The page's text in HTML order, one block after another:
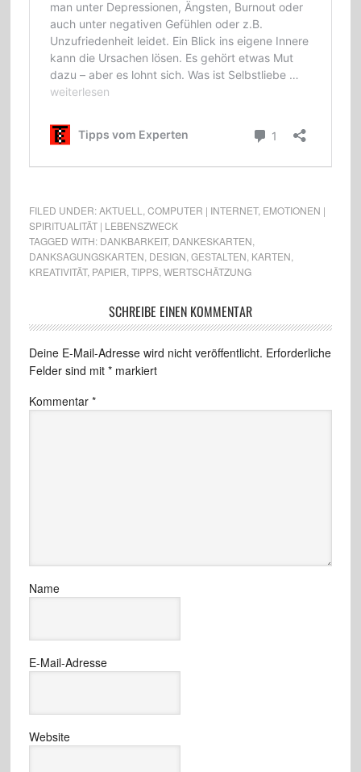
FILED UNDER:AKTUELL,COMPUTER | INTERNET, EMOTIONEN |
SPIRITUALITÄT | LEBENSZWECK
TAGGED WITH: DANKBARKEIT, DANKESKARTEN,
DANKSAGUNGSKARTEN, DESIGN,GESTALTEN, KARTEN,
KREATIVITÄT, PAPIER,TIPPS,WERTSCHÄTZUNG
SCHREIBE EINEN KOMMENTAR
Deine E-Mail-Adresse wird nicht veröffentlicht. Erforderliche
Felder sind mit *markiert
Kommentar *
Name
E-Mail-Adresse
Website